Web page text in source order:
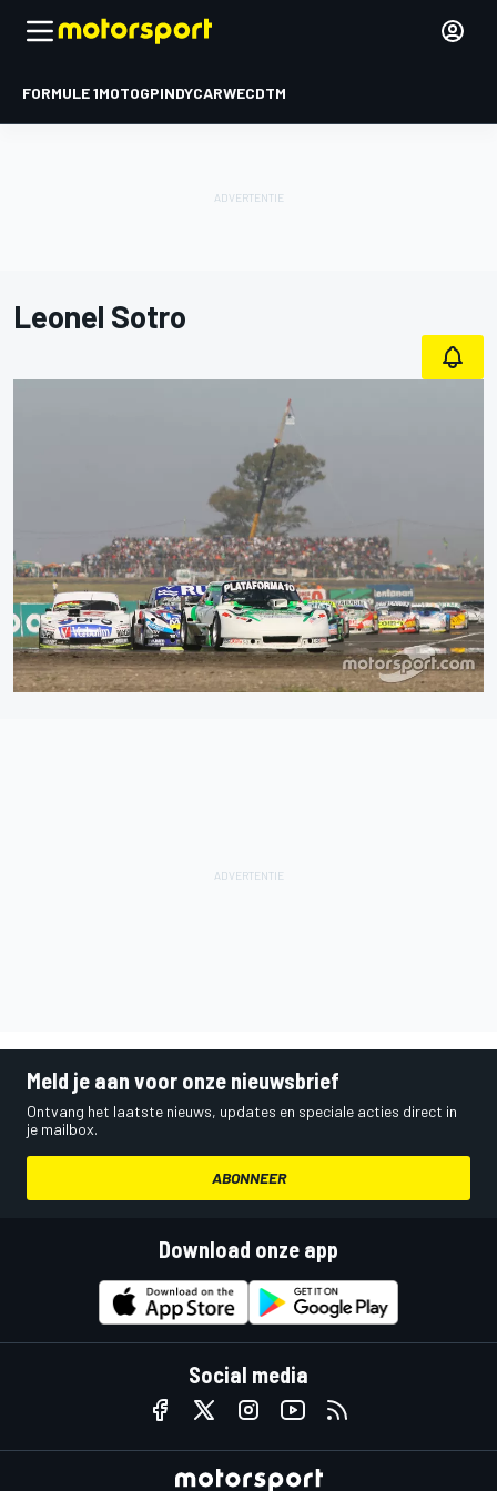
FORMULE 1MOTOGPINDYCARWECDTM
Leonel Sotro
Meld je aan voor onze nieuwsbrief
Ontvang het laatste nieuws, updates en speciale acties direct in
je mailbox.
ABONNEER
Download onze app
Social media